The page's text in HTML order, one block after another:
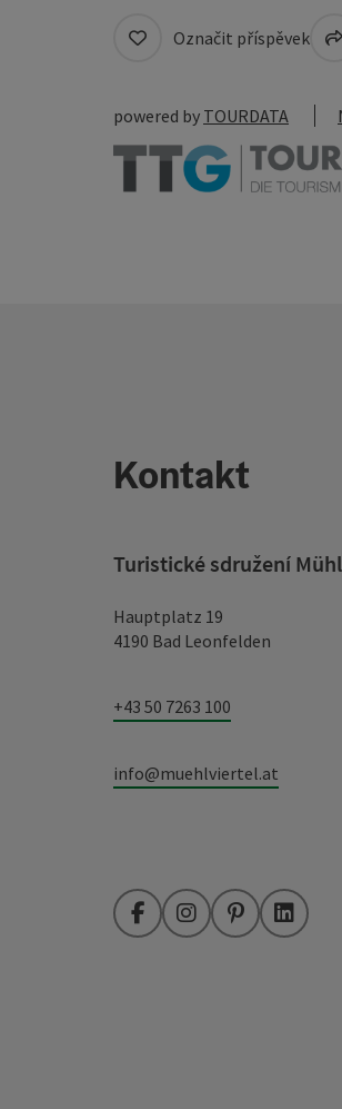
Označit příspěvek
powered by TOURDATA
Kontakt
Turistické sdružení
Hauptplatz 19
4190 Bad Leonfelden
+43 50 7263 100
info@muehlviertel.at
FacebookInstagramPinterestLinkedIn